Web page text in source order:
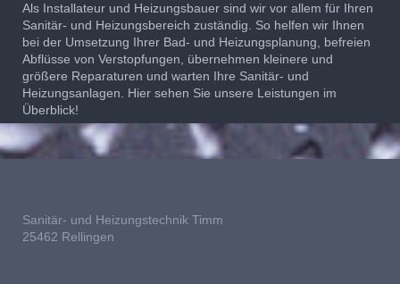
Als Installateur und Heizungsbauer sind wir vor allem für Ihren
Sanitär- und Heizungsbereich zuständig. So helfen wir Ihnen
bei der Umsetzung Ihrer Bad- und Heizungsplanung, befreien
Abflüsse von Verstopfungen, übernehmen kleinere und
größere Reparaturen und warten Ihre Sanitär- und
Heizungsanlagen. Hier sehen Sie unsere Leistungen im
Überblick!
Sanitär- und Heizungstechnik Timm
25462 Rellingen